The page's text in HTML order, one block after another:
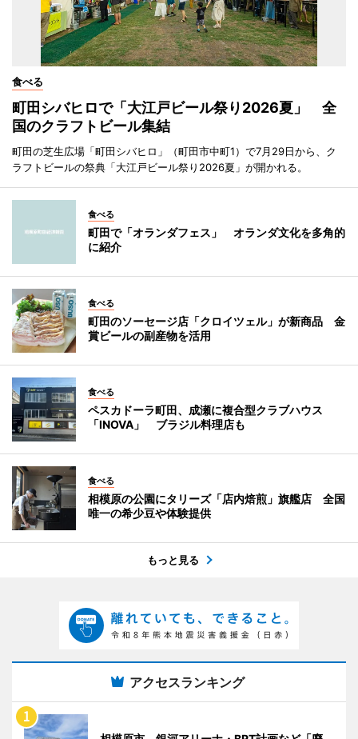
食べる
町田シバヒロで「大江戸ビール祭り2026夏」 全
国のクラフトビール集結
町田の芝生広場「町田シバヒロ」（町田市中町1）で7月29日から、ク
ラフトビールの祭典「大江戸ビール祭り2026夏」が開かれる。
食べる
町田で「オランダフェス」 オランダ文化を多角的
に紹介
食べる
町田のソーセージ店「クロイツェル」が新商品 金
賞ビールの副産物を活用
食べる
ペスカドーラ町田、成瀬に複合型クラブハウス
「INOVA」 ブラジル料理店も
食べる
相模原の公園にタリーズ「店内焙煎」旗艦店 全国
唯一の希少豆や体験提供
もっと見る
アクセスランキング